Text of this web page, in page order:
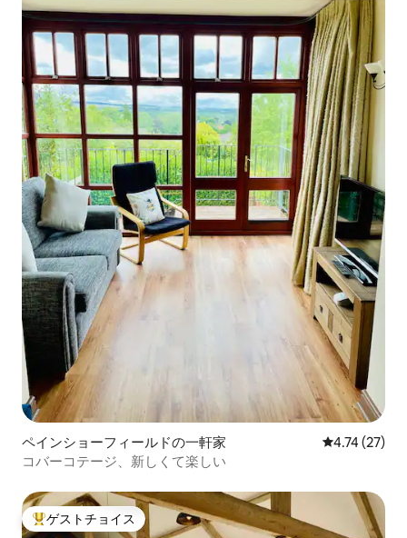
ペインショーフィールドの一軒家 レビュー27
4.74 (27)
コバーコテージ、新しくて楽しい
大好評のゲストチョイスです。
ゲストチョイス